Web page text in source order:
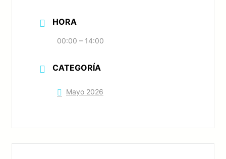
HORA
00:00 – 14:00
CATEGORÍA
Mayo 2026